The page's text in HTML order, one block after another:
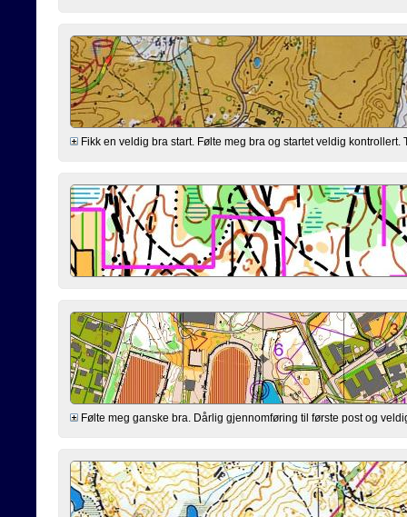
Fikk en veldig bra start. Følte meg bra og startet veldig
Følte meg ganske bra. Dårlig gjennomføring til første post og